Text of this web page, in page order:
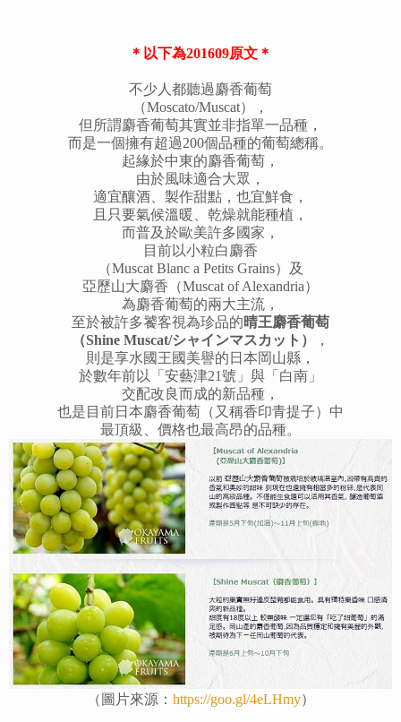
＊以下為201609原文＊
不少人都聽過麝香葡萄
（Moscato/Muscat）
，
但所謂麝香葡萄其實並非指單一品種，
而是一個擁有超過200個品種的葡萄總稱。
起緣於中東的麝香葡萄，
由於風味適合大眾，
適宜釀酒、製作甜點，也宜鮮食，
且只要氣候溫暖、乾燥就能種植，
而普及於歐美許多國家，
目前以小粒白麝香
（Muscat Blanc a Petits Grains）
及
亞歷山大麝香（Muscat of Alexandria）
為麝香葡萄的兩大主流，
至於被許多饕客視為珍品的晴王麝香葡萄
（Shine Muscat/シャインマスカット）
，
則是享水國王國美譽的日本岡山縣，
於數年前以「安藝津21號」與「白南」
交配改良而成的新品種，
也是目前日本麝香葡萄（又稱香印青提子）中
最頂級、價格也最高昂的品種。
（圖片來源： https://goo.gl/4eLHmy）